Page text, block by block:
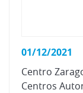
01/12/2021
Centro
Centros